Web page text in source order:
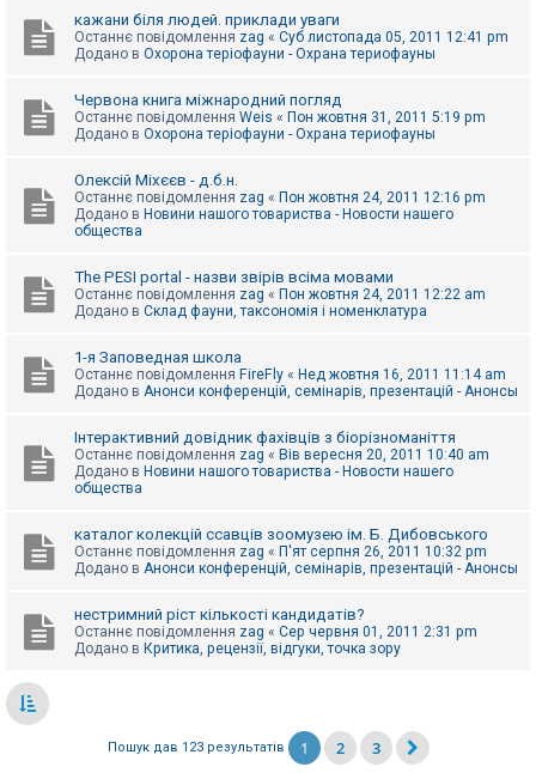
кажани біля людей. приклади уваги
Останнє повідомлення zag « Суб листопада 05, 2011 12:41 pm
Додано в Охорона теріофауни - Охрана териофауны
Червона книга міжнародний погляд
Останнє повідомлення Weis « Пон жовтня 31, 2011 5:19 pm
Додано в Охорона теріофауни - Охрана териофауны
Олексій Міхєєв - д.б.н.
Останнє повідомлення zag « Пон жовтня 24, 2011 12:16 pm
Додано в Новини нашого товариства - Новости нашего
общества
The PESI portal - назви звірів всіма мовами
Останнє повідомлення zag « Пон жовтня 24, 2011 12:22 am
Додано в Склад фауни, таксономія і номенклатура
1-я Заповедная школа
Останнє повідомлення FireFly « Нед жовтня 16, 2011 11:14 am
Додано в Анонси конференцій, семінарів, презентацій - Анонсы
Інтерактивний довідник фахівців з біорізноманіття
Останнє повідомлення zag « Вів вересня 20, 2011 10:40 am
Додано в Новини нашого товариства - Новости нашего
общества
каталог колекцій ссавців зоомузею ім. Б. Дибовського
Останнє повідомлення zag « П'ят серпня 26, 2011 10:32 pm
Додано в Анонси конференцій, семінарів, презентацій - Анонсы
нестримний ріст кількості кандидатів?
Останнє повідомлення zag « Сер червня 01, 2011 2:31 pm
Додано в Критика, рецензії, відгуки, точка зору
Пошук дав 123 результатів 1 2 3